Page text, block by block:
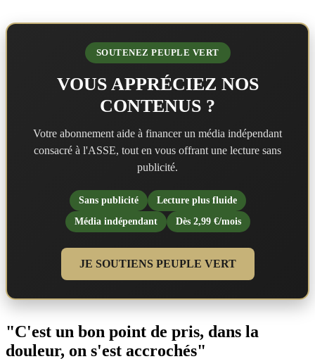
SOUTENEZ PEUPLE VERT
VOUS APPRÉCIEZ NOS
CONTENUS ?
Votre abonnement aide à financer un média indépendant
consacré à l'ASSE, tout en vous offrant une lecture sans
publicité.
Sans publicité
Lecture plus fluide
Média indépendant
Dès 2,99 €/mois
JE SOUTIENS PEUPLE VERT
"C'est un bon point de pris, dans la
douleur, on s'est accrochés"